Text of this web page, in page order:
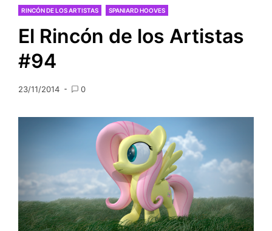
RINCÓN DE LOS ARTISTAS SPANIARD HOOVES
El Rincón de los Artistas
#94
23/11/2014 0